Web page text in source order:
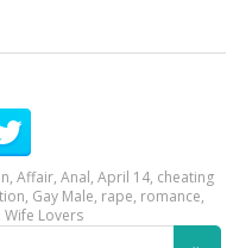
,Affair,Anal,April 14, cheating
, Gay Male, rape, romance,
,Wife Lovers